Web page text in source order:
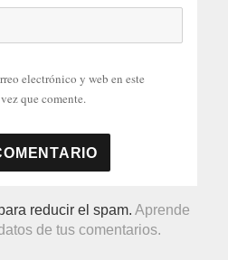
electrónico y web en este
que comente.
reducir el spam.Aprende
de tus comentarios.